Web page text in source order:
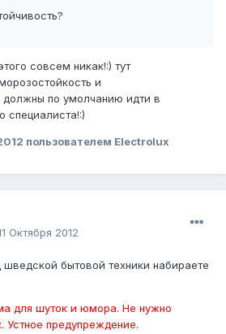
совсем никак!:) тут
и
должны по умолчанию идти в
специалиста!:)
пользователем Electrolux
Октября 2012
бытовой техники набираете
для шуток и юмора. Не нужно
Устное предупреждение.